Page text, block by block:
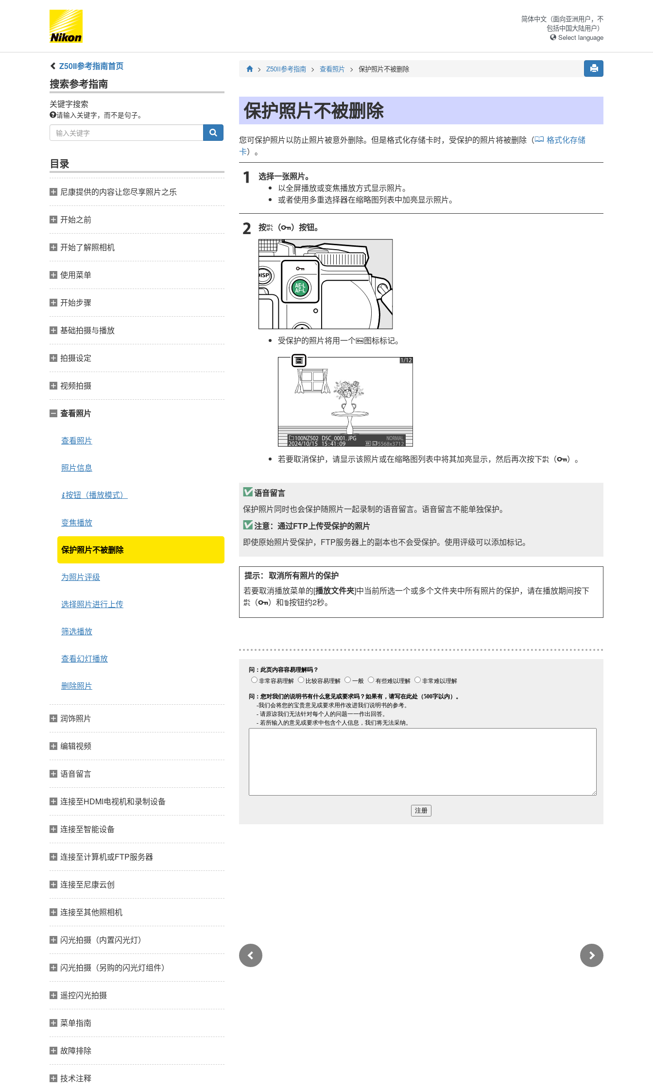
简体中文（面向亚洲用户，不
包括中国大陆用户）
Select language
Z50II参考指南首页
搜索参考指南
关键字搜索
请输入关键字，而不是句子。
目录
尼康提供的内容让您尽享照片之乐
开始之前
开始了解照相机
使用菜单
开始步骤
基础拍摄与播放
拍摄设定
视频拍摄
查看照片
查看照片
照片信息
i按钮（播放模式）
变焦播放
保护照片不被删除
为照片评级
选择照片进行上传
筛选播放
查看幻灯播放
删除照片
润饰照片
编辑视频
语音留言
连接至HDMI电视机和录制设备
连接至智能设备
连接至计算机或FTP服务器
连接至尼康云创
连接至其他照相机
闪光拍摄（内置闪光灯）
闪光拍摄（另购的闪光灯组件）
遥控闪光拍摄
菜单指南
故障排除
技术注释
Z50II参考指南 查看照片 保护照片不被删除
保护照片不被删除
您可保护照片以防止照片被意外删除。但是格式化存储卡时，受保护的照片将被删除（
格式化存储
卡）。
选择一张照片。
以全屏播放或变焦播放方式显示照片。
或者使用多重选择器在缩略图列表中加亮显示照片。
按A （g）按钮。
受保护的照片将用一个P图标标记。
若要取消保护，请显示该照片或在缩略图列表中将其加亮显示，然后再次按下A （g）。
语音留言
保护照片同时也会保护随照片一起录制的语音留言。语音留言不能单独保护。
注意：通过FTP上传受保护的照片
即使原始照片受保护，FTP服务器上的副本也不会受保护。使用评级可以添加标记。
取消所有照片的保护
若要取消播放菜单的[播放文件夹]中当前所选一个或多个文件夹中所有照片的保护，请在播放期间按下
A （g）和O按钮约2秒。